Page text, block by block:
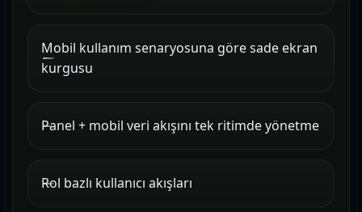
Mobil kullanım senaryosuna göre sade ekran
kurgusu
Panel + mobil veri akışını tek ritimde yönetme
Rol bazlı kullanıcı akışları